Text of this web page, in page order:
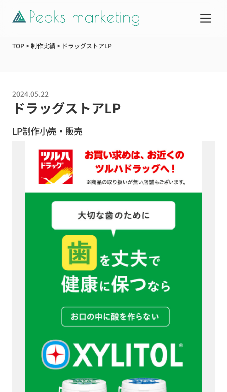
制作実績
企業情報
お知らせ
Web活用ガイド
お役立ち資料
無料お見積もり お問い合わせ
TOP>制作実績> ドラッグストアLP
2024.05.22
ドラッグストアLP
LP制作小売・販売